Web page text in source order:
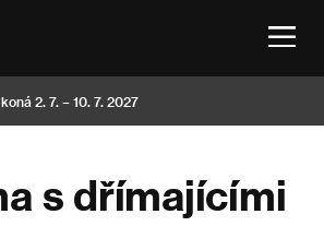
2. 7. – 10. 7. 2027
s dřímajícími